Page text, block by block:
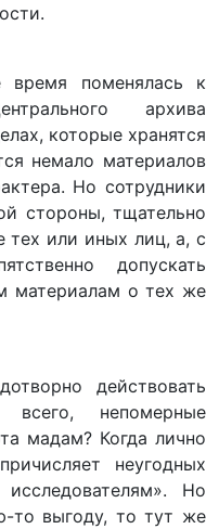
время поменялась к
архива
которые хранятся
немало материалов
Но сотрудники
стороны, тщательно
тех или иных лиц, а, с
допускать
материалам о тех же
действовать
непомерные
мадам? Когда лично
неугодных
Но
то выгоду, то тут же